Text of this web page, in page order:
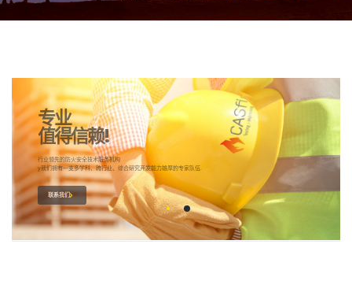
不只是防火测试，我们提供从培训，研发到改善的全面解决方案！